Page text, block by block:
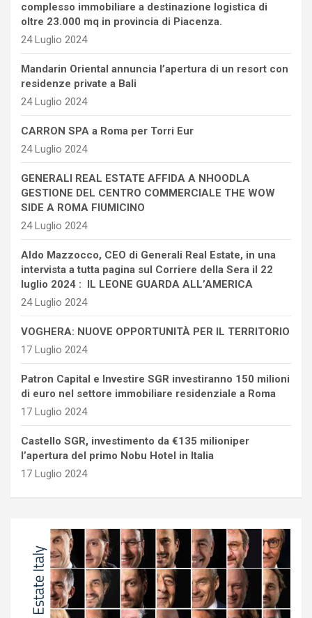
complesso immobiliare a destinazione logistica di
oltre 23.000 mq in provincia di Piacenza.
24 Luglio 2024
Mandarin Oriental annuncia l’apertura di un resort con
residenze private a Bali
24 Luglio 2024
CARRON SPA a Roma per Torri Eur
24 Luglio 2024
GENERALI REAL ESTATE AFFIDA A NHOODLA
GESTIONE DEL CENTRO COMMERCIALE THE WOW
SIDE A ROMA FIUMICINO
24 Luglio 2024
Aldo Mazzocco, CEO di Generali Real Estate, in una
intervista a tutta pagina sul Corriere della Sera il 22
luglio 2024 : IL LEONE GUARDA ALL’AMERICA
24 Luglio 2024
VOGHERA: NUOVE OPPORTUNITÀ PER IL TERRITORIO
17 Luglio 2024
Patron Capital e Investire SGR investiranno 150 milioni
di euro nel settore immobiliare residenziale a Roma
17 Luglio 2024
Castello SGR, investimento da €135 milioniper
l’apertura del primo Nobu Hotel in Italia
17 Luglio 2024